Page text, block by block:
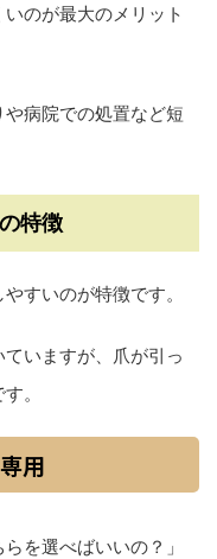
のが最大のメリット
病院での処置など短
特徴
すいのが特徴です。
いますが、爪が引っ
。
用
を選べばいいの？」